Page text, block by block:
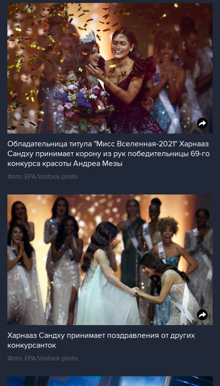
Обладательница титула "Мисс Вселенная-2021" Харнааз
Сандху принимает корону из рук победительницы 69-го
конкурса красоты Андреа Мезы
Фото: EPA/Vostock-photo
Харнааз Сандху принимает поздравления от других
конкурсанток
Фото: EPA/Vostock-photo